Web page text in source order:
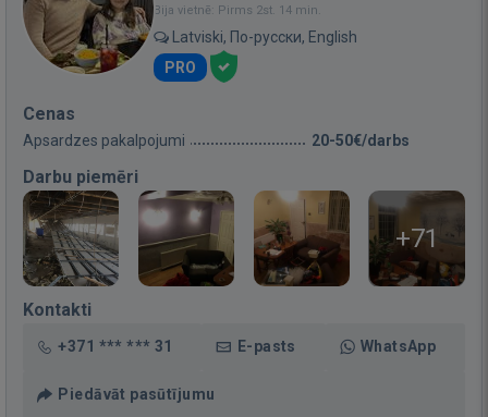
Bija vietnē: Pirms 2st. 14 min.
Latviski, По-русски, English
PRO
Cenas
Apsardzes pakalpojumi 20-50€/darbs
Darbu piemēri
+71
Kontakti
+371 *** *** 31 E-pasts WhatsApp
Piedāvāt pasūtījumu